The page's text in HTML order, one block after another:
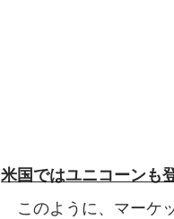
米国ではユニコーンも
このように、マーケ